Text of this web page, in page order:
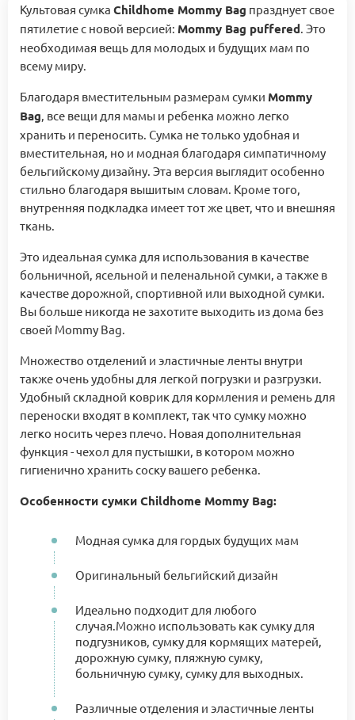
Культовая сумка Childhome Mommy Bag празднует свое
пятилетие с новой версией: Mommy Bag puffered. Это
необходимая вещь для молодых и будущих мам по
всему миру.
Благодаря вместительным размерам сумки Mommy
Bag, все вещи для мамы и ребенка можно легко
хранить и переносить. Сумка не только удобная и
вместительная, но и модная благодаря симпатичному
бельгийскому дизайну. Эта версия выглядит особенно
стильно благодаря вышитым словам. Кроме того,
внутренняя подкладка имеет тот же цвет, что и внешняя
ткань.
Это идеальная сумка для использования в качестве
больничной, ясельной и пеленальной сумки, а также в
качестве дорожной, спортивной или выходной сумки.
Вы больше никогда не захотите выходить из дома без
своей Mommy Bag.
Множество отделений и эластичные ленты внутри
также очень удобны для легкой погрузки и разгрузки.
Удобный складной коврик для кормления и ремень для
переноски входят в комплект, так что сумку можно
легко носить через плечо. Новая дополнительная
функция - чехол для пустышки, в котором можно
гигиенично хранить соску вашего ребенка.
Особенности сумки Childhome Mommy Bag:
Модная сумка для гордых будущих мам
Оригинальный бельгийский дизайн
Идеально подходит для любого
случая.Можно использовать как сумку для
подгузников, сумку для кормящих матерей,
дорожную сумку, пляжную сумку,
больничную сумку, сумку для выходных.
Различные отделения и эластичные ленты